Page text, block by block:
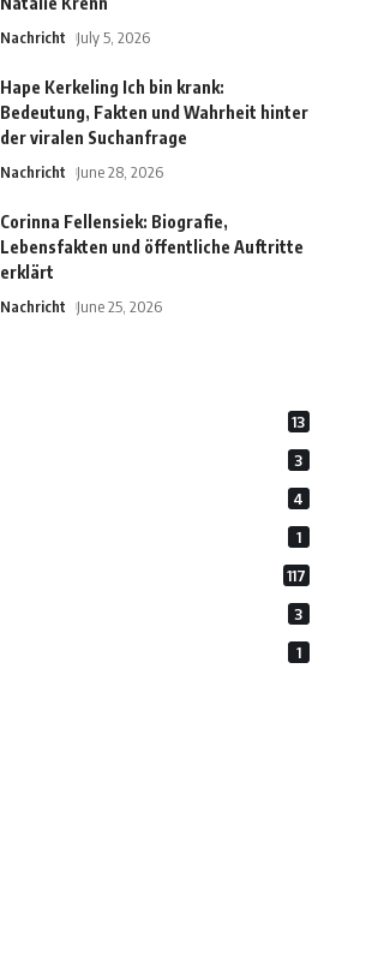
Nachricht July 5, 2026
Hape Kerkeling Ich bin krank:
Bedeutung, Fakten und Wahrheit hinter
der viralen Suchanfrage
Nachricht June 28, 2026
Corinna Fellensiek: Biografie,
Lebensfakten und öffentliche Auftritte
erklärt
Nachricht June 25, 2026
13
3
4
1
117
3
1